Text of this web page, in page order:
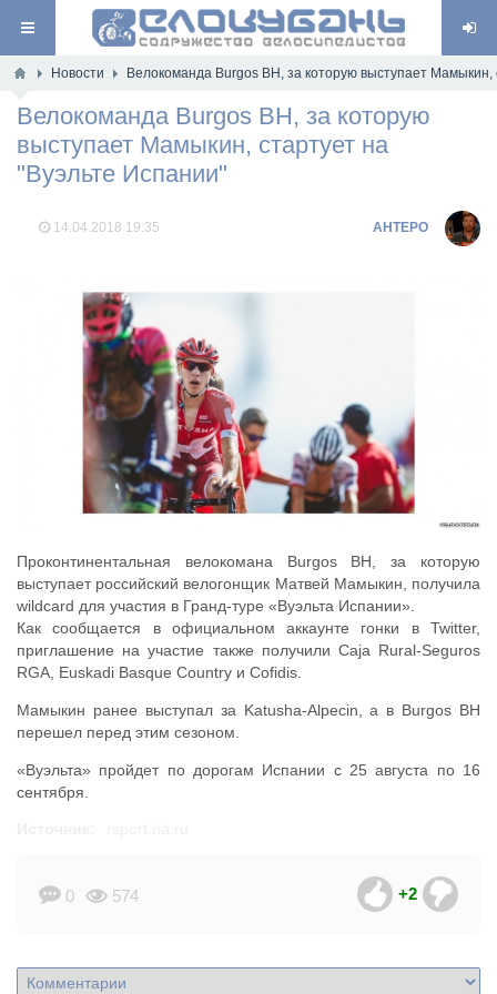
Новости Велокоманда Burgos BH, за которую выступает Мамыкин,
Велокоманда Burgos BH, за которую
выступает Мамыкин, стартует на
"Вуэльте Испании"
14.04.2018 19:35 AHTEPO
Проконтинентальная велокомана Burgos BH, за которую
выступает российский велогонщик Матвей Мамыкин, получила
wildcard для участия в Гранд-туре «Вуэльта Испании».
Как сообщается в официальном аккаунте гонки в Twitter,
приглашение на участие также получили Caja Rural-Seguros
RGA, Euskadi Basque Country и Cofidis.
Мамыкин ранее выступал за Katusha-Alpecin, а в Burgos BH
перешел перед этим сезоном.
«Вуэльта» пройдет по дорогам Испании с 25 августа по 16
сентября.
0 574 +2